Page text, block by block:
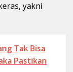
yakni
Tak Bisa
Pastikan